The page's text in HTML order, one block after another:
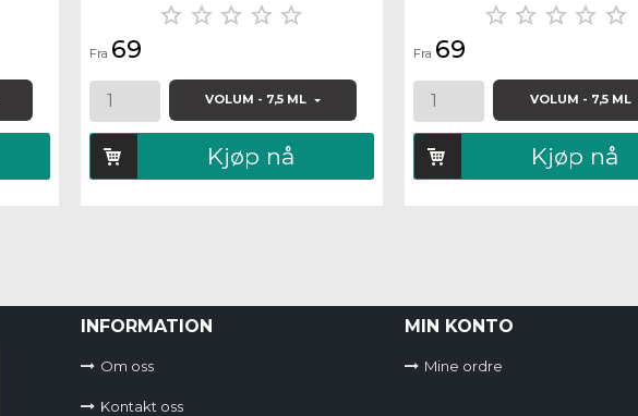
    
Fra 69
VOLUM - 7,5 ML
Kjøp nå
    
Fra 69
VOLUM - 7,5 ML
Kjøp nå
INFORMATION
Om oss
Kontakt oss
MIN KONTO
Mine ordre